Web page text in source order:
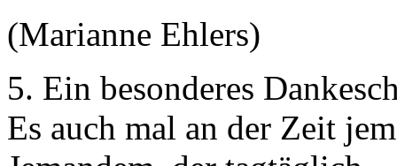
(Marianne Ehlers)
5. Ein besonderes
Es auch mal an der Zeit